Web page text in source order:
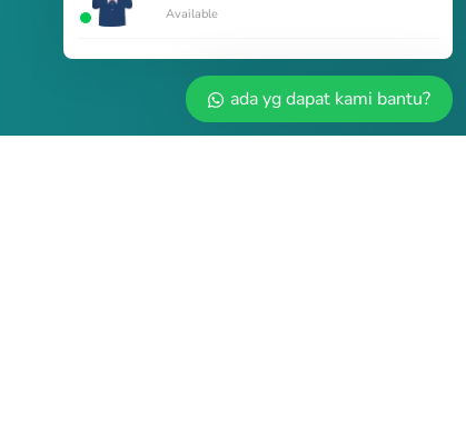
Available
ada yg dapat kami bantu?